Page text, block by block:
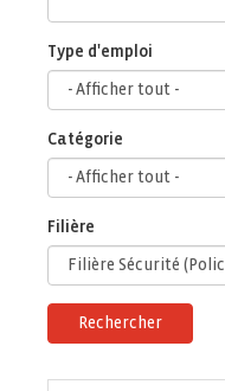
Type d'emploi
Catégorie
Filière
Rechercher